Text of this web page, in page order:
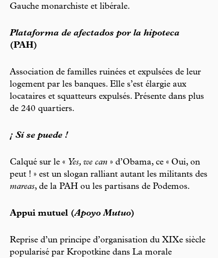
Gauche monarchiste et libérale.
Plataforma de afectados por la hipoteca
(PAH)
Association de familles ruinées et expulsées de leur
logement par les banques. Elle s’est élargie aux
locataires et squatteurs expulsés. Présente dans plus
de 240 quartiers.
¡ Sí se puede !
Calqué sur le « Yes, we can » d’Obama, ce « Oui, on
peut ! » est un slogan ralliant autant les militants des
mareas, de la PAH ou les partisans de Podemos.
Appui mutuel (Apoyo Mutuo)
Reprise d’un principe d’organisation du XIXe siècle
popularisé par Kropotkine dans La morale